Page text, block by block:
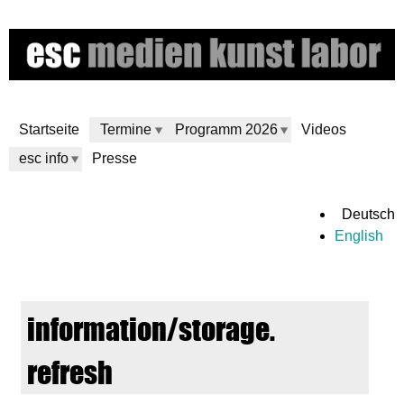
zum
Inhalt
Startseite Termine Programm 2026
Videos
esc info
Presse
m
Deutsch
English
information/storage.
refresh